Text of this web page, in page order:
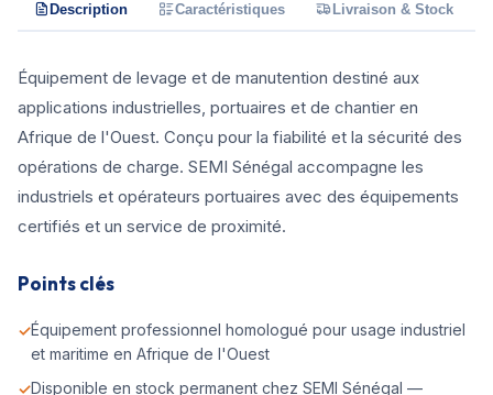
Description Caractéristiques Livraison & Stock
Équipement de levage et de manutention destiné aux
applications industrielles, portuaires et de chantier en
Afrique de l'Ouest. Conçu pour la fiabilité et la sécurité des
opérations de charge. SEMI Sénégal accompagne les
industriels et opérateurs portuaires avec des équipements
certifiés et un service de proximité.
Points clés
Équipement professionnel homologué pour usage industriel
et maritime en Afrique de l'Ouest
Disponible en stock permanent chez SEMI Sénégal —